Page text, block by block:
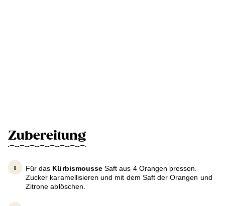
Zubereitung
Für das Kürbismousse Saft aus 4 Orangen pressen.
Zucker karamellisieren und mit dem Saft der Orangen und
Zitrone ablöschen.